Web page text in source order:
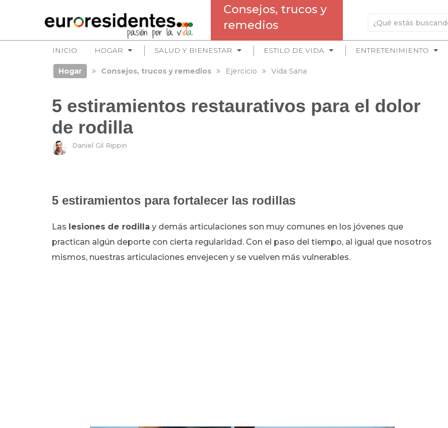
Consejos, trucos y
remedios
INICIO HOGAR SALUD Y BIENESTAR ESTILO DE VIDA ENTRETENIMIENTO
Hogar Consejos, trucos y remedios Ejercicio Vida Sana
5 estiramientos restaurativos para el dolor
de rodilla
Daniel Gil Rippin
5 estiramientos para fortalecer las rodillas
Las lesiones de rodilla y demás articulaciones son muy comunes en los jóvenes que
practican algún deporte con cierta regularidad. Con el paso del tiempo, al igual que nosotros
mismos, nuestras articulaciones envejecen y se vuelven más vulnerables.